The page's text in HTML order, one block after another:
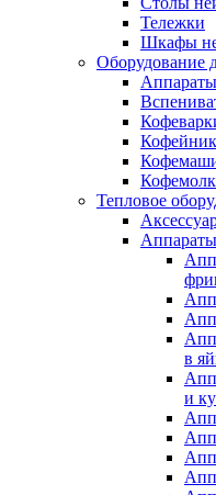
Тележки
Шкафы
Оборудование
Аппараты
Тепловое
в
и